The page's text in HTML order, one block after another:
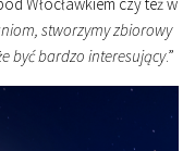
stworzymy zbiorowy
być bardzo interesujący.”